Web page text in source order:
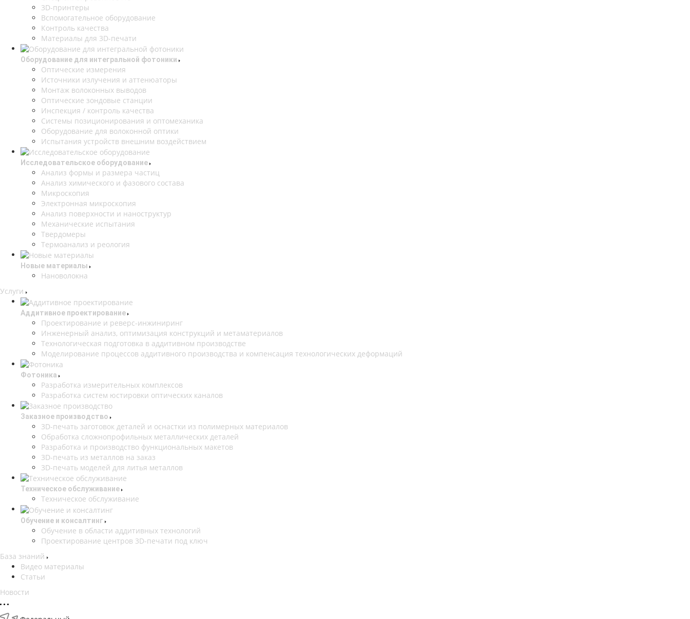
3D-принтеры
Вспомогательное оборудование
Контроль качества
Материалы для 3D-печати
Оборудование для интегральной фотоники
Оптические измерения
Источники излучения и аттенюаторы
Монтаж волоконных выводов
Оптические зондовые станции
Инспекция / контроль качества
Системы позиционирования и оптомеханика
Оборудование для волоконной оптики
Испытания устройств внешним воздействием
Исследовательское оборудование
Анализ формы и размера частиц
Анализ химического и фазового состава
Микроскопия
Электронная микроскопия
Анализ поверхности и наноструктур
Механические испытания
Твердомеры
Термоанализ и реология
Новые материалы
Нановолокна
Услуги
Аддитивное проектирование
Проектирование и реверс-инжиниринг
Инженерный анализ, оптимизация конструкций и метаматериалов
Технологическая подготовка в аддитивном производстве
Моделирование процессов аддитивного производства и компенсация технологических деформаций
Фотоника
Разработка измерительных комплексов
Разработка систем юстировки оптических каналов
Заказное производство
3D-печать заготовок деталей и оснастки из полимерных материалов
Обработка сложнопрофильных металлических деталей
Разработка и производство функциональных макетов
3D-печать из металлов на заказ
3D-печать моделей для литья металлов
Техническое обслуживание
Техническое обслуживание
Обучение и консалтинг
Обучение в области аддитивных технологий
Проектирование центров 3D-печати под ключ
База знаний
Видео материалы
Статьи
Новости